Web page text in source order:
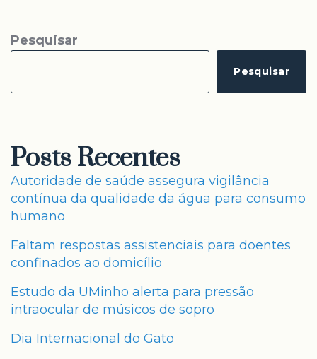
Pesquisar
Pesquisar
Posts Recentes
Autoridade de saúde assegura vigilância
contínua da qualidade da água para consumo
humano
Faltam respostas assistenciais para doentes
confinados ao domicílio
Estudo da UMinho alerta para pressão
intraocular de músicos de sopro
Dia Internacional do Gato